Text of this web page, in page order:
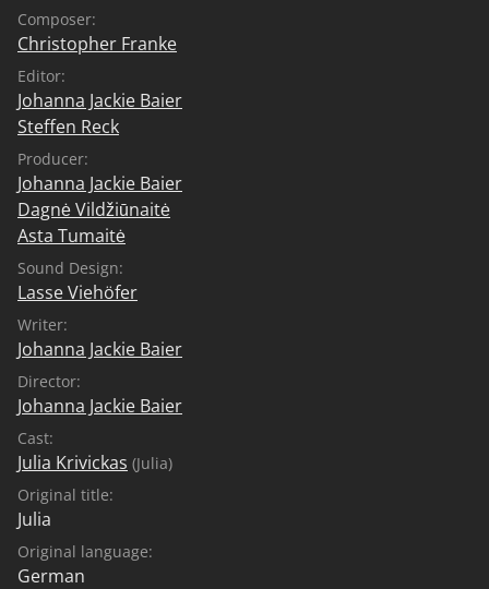
Composer:
Christopher Franke
Editor:
Johanna Jackie Baier
Steffen Reck
Producer:
Johanna Jackie Baier
Dagnė Vildžiūnaitė
Asta Tumaitė
Sound Design:
Lasse Viehöfer
Writer:
Johanna Jackie Baier
Director:
Johanna Jackie Baier
Cast:
Julia Krivickas (Julia)
Original title:
Julia
Original language:
German